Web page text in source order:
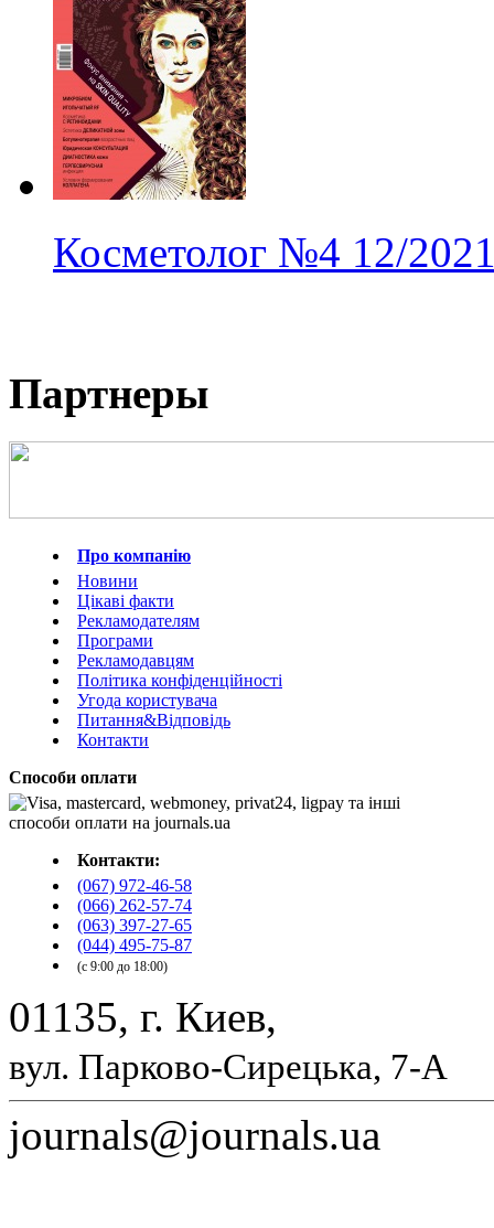
Косметолог №4 12/
Партнеры
Про компанію
Новини
Цікаві факти
Рекламодателям
Програми
Рекламодавцям
Політика конфіденційності
Угода користувача
Питання&Відповідь
Контакти
Способи оплати
Контакти:
(067) 972-46-58
(066) 262-57-74
(063) 397-27-65
(044) 495-75-87
(с 9:00 до 18:00)
01135, г. Киев,
вул. Парково-Сирецька, 7-А
journals@journals.ua